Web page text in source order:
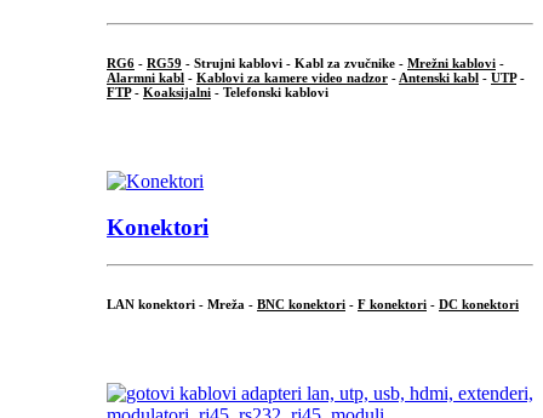
RG6 - RG59 - Strujni kablovi - Kabl za zvučnike - Mrežni kablovi -
Alarmni kabl - Kablovi za kamere video nadzor - Antenski kabl - UTP-
FTP- Koaksijalni - Telefonski kablovi
Konektori
LAN konektori - Mreža - BNC konektori - F konektori - DC konektori